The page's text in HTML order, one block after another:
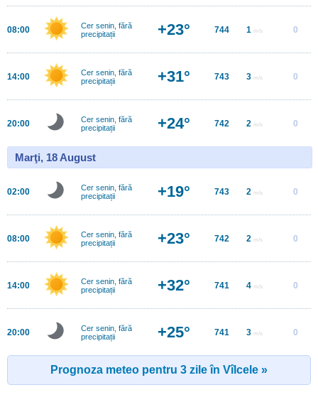
08:00
Cer senin, fără
precipitații
+23° 744 1 m/s 0
14:00
Cer senin, fără
precipitații
+31° 743 3 m/s 0
20:00
Cer senin, fără
precipitații
+24° 742 2 m/s 0
Marţi, 18 August
02:00
Cer senin, fără
precipitații
+19° 743 2 m/s 0
08:00
Cer senin, fără
precipitații
+23° 742 2 m/s 0
14:00
Cer senin, fără
precipitații
+32° 741 4 m/s 0
20:00
Cer senin, fără
precipitații
+25° 741 3 m/s 0
Prognoza meteo pentru 3 zile în Vîlcele »